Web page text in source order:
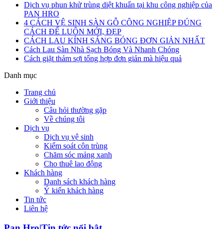
Dịch vụ phun khử trùng diệt khuẩn tại khu công nghiệp của
PAN HRO
4 CÁCH VỆ SINH SÀN GỖ CÔNG NGHIỆP ĐÚNG
CÁCH ĐỂ LUÔN MỚI, ĐẸP
CÁCH LAU KÍNH SÁNG BÓNG ĐƠN GIẢN NHẤT
Cách Lau Sàn Nhà Sạch Bóng Và Nhanh Chóng
Cách giặt thảm sợi tổng hợp đơn giản mà hiệu quả
Danh mục
Trang chủ
Giới thiệu
Câu hỏi thường gặp
Về chúng tôi
Dịch vụ
Dịch vụ vệ sinh
Kiểm soát côn trùng
Chăm sóc mảng xanh
Cho thuê lao động
Khách hàng
Danh sách khách hàng
Ý kiến khách hàng
Tin tức
Liên hệ